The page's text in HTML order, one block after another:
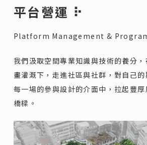
內
平台營運 ⠗
Platform Management &
我們汲取空間專業知識與技術的養分
畫灌溉下，走進社區與社群，對自己
每一場的參與設計的介面中，拉起豐
橋樑。